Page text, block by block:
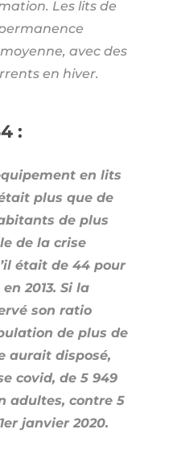
Les lits de
avec des
en hiver.
:
en lits
plus que de
de plus
de la crise
était de 44 pour
2013. Si la
son ratio
de plus de
aurait disposé,
covid, de 5 949
adultes, contre 5
janvier 2020.